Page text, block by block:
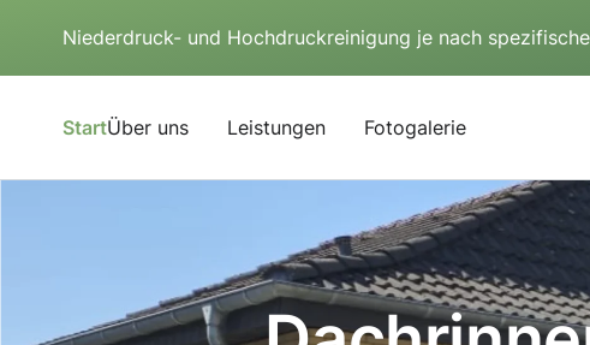
Niederdruck- und Hochdruckreinigung je nach
StartÜber uns Leistungen Fotogalerie